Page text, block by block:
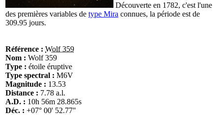
Découverte en 1782, c'est l'une
des premières variables de type Mira connues, la période est de
309.95 jours.
Référence : Wolf 359
Nom : Wolf 359
Type : étoile éruptive
Type spectral : M6V
Magnitude : 13.53
Distance : 7.78 a.l.
A.D. : 10h 56m 28.865s
Déc. : +07° 00' 52.77"